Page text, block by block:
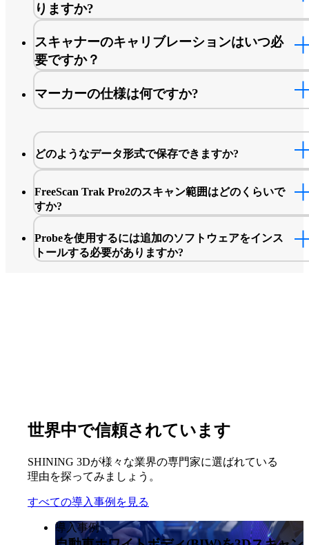
りますか?
スキャナーのキャリブレーションはいつ必
要ですか？
初めて使用する場合、または1 ～ 2週間使用しなかっ
後。
た場合。
精度が大幅に低下し、頻繁に位置合わせのずれが発
たり、マーカーが認識されなくなったりした場合。
スキャンデータが不完全であるか、品質が著しく低
た場合。
マーカーの仕様は何ですか?
どのようなデータ形式で保存できますか?
FreeScan Trak Pro2のスキャン範囲はどのくらいで
すか?
Probeを使用するには追加のソフトウェアをインス
トールする必要がありますか?
世界中で信頼されています
SHINING 3Dが様々な業界の専門家に選ばれている
理由を探ってみましょう。
すべての導入事例を見る
導入事例